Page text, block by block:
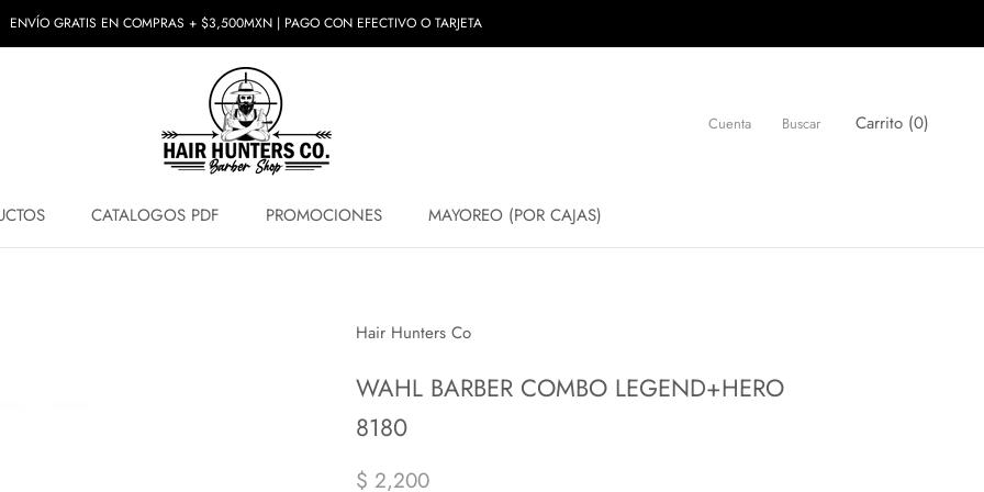
ENVÍO GRATIS EN COMPRAS + $3,500MXN | PAGO CON EFECTIVO O TARJETA
CATALOGOS PDF
PROMOCIONES
MAYOREO (POR CAJAS)
Cuenta Buscar Carrito (0)
Hair Hunters Co
WAHL BARBER COMBO LEGEND+HERO
8180
$ 2,200